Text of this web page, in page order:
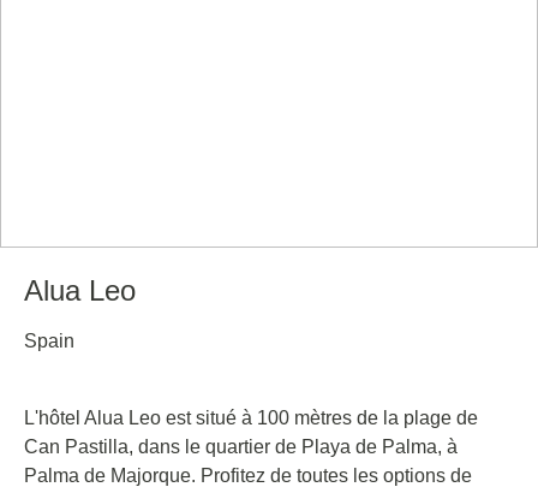
Alua Leo
Spain
L'hôtel Alua Leo est situé à 100 mètres de la plage de
Can Pastilla, dans le quartier de Playa de Palma, à
Palma de Majorque. Profitez de toutes les options de